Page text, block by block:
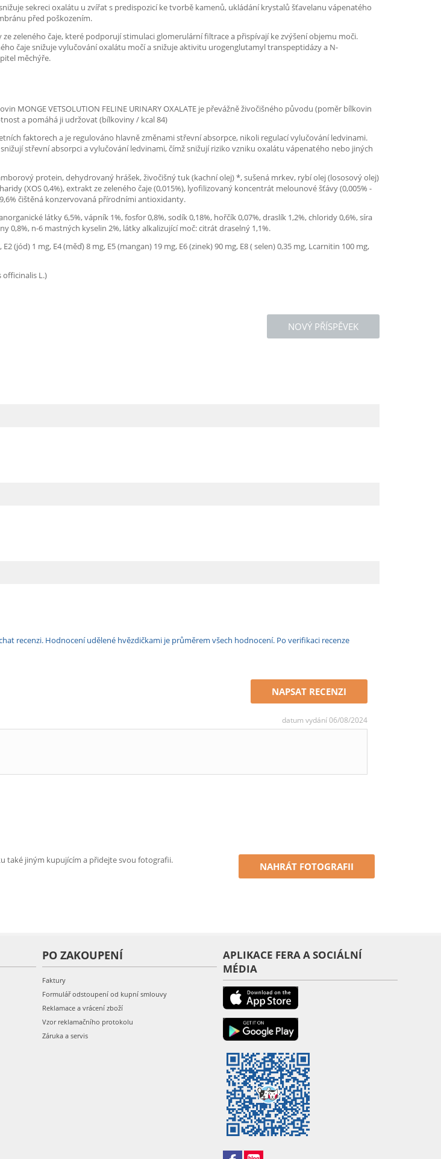
sekreci oxalátu u zvířat s predispozicí ke tvorbě kamenů, ukládání krystalů šťavelanu vápenatého
před poškozením.
zeleného čaje, které podporují stimulaci glomerulární filtrace a přispívají ke zvýšení objemu moči.
čaje snižuje vylučování oxalátu močí a snižuje aktivitu urogenglutamyl transpeptidázy a N-
měchýře.
MONGE VETSOLUTION FELINE URINARY OXALATE je převážně živočišného původu (poměr bílkovin
a pomáhá ji udržovat (bílkoviny / kcal 84)
faktorech a je regulováno hlavně změnami střevní absorpce, nikoli regulací vylučování ledvinami.
střevní absorpci a vylučování ledvinami, čímž snižují riziko vzniku oxalátu vápenatého nebo jiných
protein, dehydrovaný hrášek, živočišný tuk (kachní olej) *, sušená mrkev, rybí olej (lososový olej)
(XOS 0,4%), extrakt ze zeleného čaje (0,015%), lyofilizovaný koncentrát melounové šťávy (0,005% -
čištěná konzervovaná přírodními antioxidanty.
látky 6,5%, vápník 1%, fosfor 0,8%, sodík 0,18%, hořčík 0,07%, draslík 1,2%, chloridy 0,6%, síra
0,8%, n-6 mastných kyselin 2%, látky alkalizující moč: citrát draselný 1,1%.
(jód) 1 mg, E4 (měď) 8 mg, E5 (mangan) 19 mg, E6 (zinek) 90 mg, E8 ( selen) 0,35 mg, Lcarnitin 100 mg,
L.)
NOVÝ PŘÍSPĚVEK
recenzi. Hodnocení udělené hvězdičkami je průměrem všech hodnocení. Po verifikaci recenze
NAPSAT RECENZI
datum vydání 06/08/2024
také jiným kupujícím a přidejte svou fotografii.
NAHRÁT FOTOGRAFII
PO ZAKOUPENÍ
Faktury
Formulář odstoupení od kupní smlouvy
Reklamace a vrácení zboží
Vzor reklamačního protokolu
Záruka a servis
APLIKACE FERA A SOCIÁLNÍ
MÉDIA